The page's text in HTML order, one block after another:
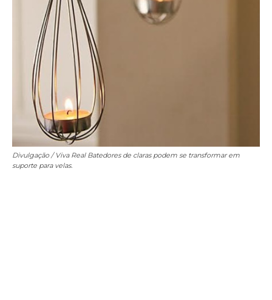
Divulgação / Viva RealBatedores de claras podem se transformar em
suporte para velas.